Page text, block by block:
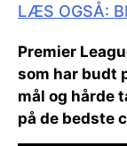
LÆS OGSÅ:
Premier
som har budt
mål og hårde
på de bedste